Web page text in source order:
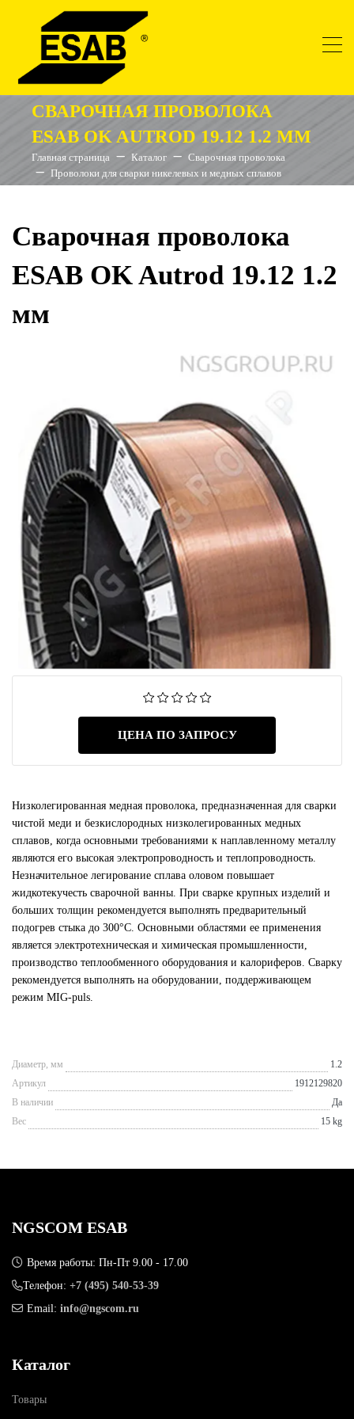
СВАРОЧНАЯ ПРОВОЛОКА
ESAB OK AUTROD 19.12 1.2 ММ
Главная страница Каталог
Сварочная проволока
Проволоки для сварки никелевых и медных сплавов
Сварочная проволока
ESAB OK Autrod 19.12 1.2
мм
ЦЕНА ПО ЗАПРОСУ
Низколегированная медная проволока, предназначенная для сварки
чистой меди и безкислородных низколегированных медных
сплавов, когда основными требованиями к наплавленному металлу
являются его высокая электропроводность и теплопроводность.
Незначительное легирование сплава оловом повышает
жидкотекучесть сварочной ванны. При сварке крупных изделий и
больших толщин рекомендуется выполнять предварительный
подогрев стыка до 300°С. Основными областями ее применения
является электротехническая и химическая промышленности,
производство теплообменного оборудования и калориферов. Сварку
рекомендуется выполнять на оборудовании, поддерживающем
режим MIG-puls.
Диаметр, мм
1.2
Артикул
1912129820
В наличии
Да
Вес
15 kg
NGSCOM ESAB
Время работы: Пн-Пт 9.00 - 17.00
Телефон: +7 (495) 540-53-39
Email: info@ngscom.ru
Каталог
Товары